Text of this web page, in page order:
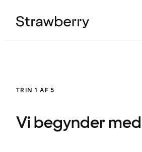
TRIN 1 AF 5
Vi begynder